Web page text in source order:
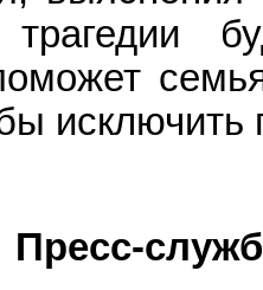
Пресс-